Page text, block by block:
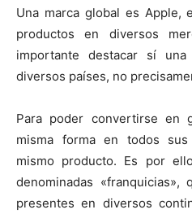
Una marca global es Apple,
productos en diversos
importante destacar sí
diversos países, no
Para poder convertirse en
misma forma en todos
mismo producto. Es por
denominadas
presentes en diversos